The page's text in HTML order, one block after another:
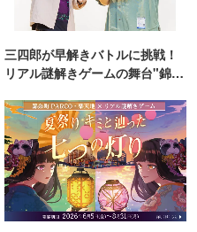
三四郎が早解きバトルに挑戦！
リアル謎解きゲームの舞台"錦糸